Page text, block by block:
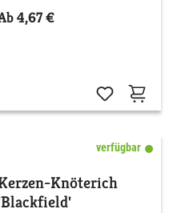
4,67 €
verfügbar
Knöterich